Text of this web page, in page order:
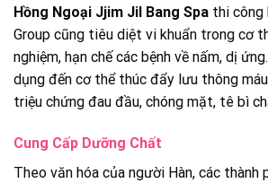
Hồng Ngoại Jjim Jil Bang Spa thi công
Group cũng tiêu diệt vi khuẩn trong cơ
nghiệm, hạn chế các bệnh về nấm, dị
dụng đến cơ thể thúc đẩy lưu thông
triệu chứng đau đầu, chóng mặt, tê bì
Cung Cấp Dưỡng Chất
Theo văn hóa của người Hàn, các thành